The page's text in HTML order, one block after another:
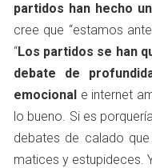
partidos han hecho
cree que “estamos
“Los partidos se han
debate de
emocional e internet
lo bueno. Si es
debates de calado
matices y estupideces.